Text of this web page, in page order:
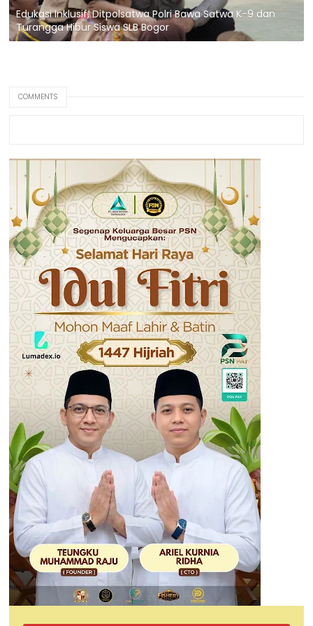
Edukasi Inklusif, Ditpolsatwa Polri Bawa Satwa K-9 dan
Turangga Hibur Siswa SLB Bogor
COMMENTS